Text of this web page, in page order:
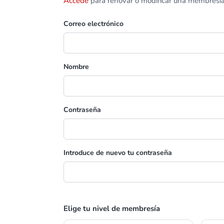
Correo electrónico
Nombre
Contraseña
Introduce de nuevo tu contraseña
Elige tu nivel de membresía